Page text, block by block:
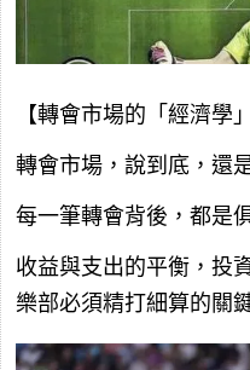
【轉會市場的「經濟學
轉會市場，說到底，還
每一筆轉會背後，都是
收益與支出的平衡，投
樂部必須精打細算的關